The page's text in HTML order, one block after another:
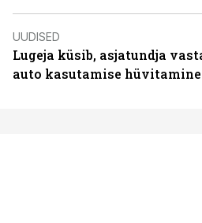
UUDISED
Lugeja küsib, asjatundja
auto kasutamise hüvitamine